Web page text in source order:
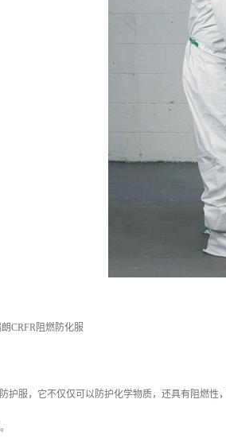
CRFR阻燃防化服
护服，它不仅仅可以防护化学物质，还具有阻燃